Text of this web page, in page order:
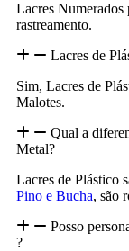
Lacres Numerados
rastreamento.
Lacres de
Sim, Lacres de
Malotes.
Qual a
Metal?
Lacres de Plástico
Pino e Bucha, são
Posso
?